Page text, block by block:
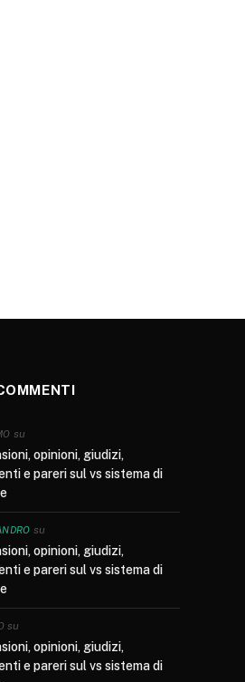
su
opinioni, giudizi,
e pareri sul vs sistema di
su
opinioni, giudizi,
e pareri sul vs sistema di
su
opinioni, giudizi,
e pareri sul vs sistema di